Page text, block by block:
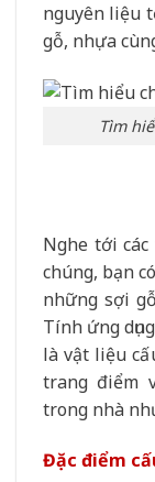
nguyên liệu
gỗ, nhựa
Tìm
Nghe tới
chúng, bạn
những sợi
Tính ứng
là vật liệu
trang điểm
trong nhà
Đặc điểm